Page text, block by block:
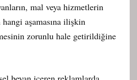
mal veya hizmetlerin
aşamasına ilişkin
zorunlu hale getirildiğine